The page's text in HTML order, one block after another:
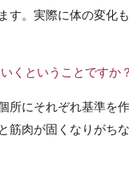
す。実際に体の変化
くということですか？
所にそれぞれ基準を
筋肉が固くなりがち